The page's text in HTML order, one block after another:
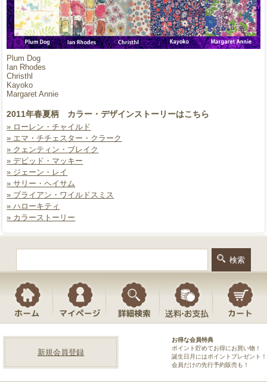
Plum Dog
Ian Rhodes
Christhl
Kayoko
Margaret Annie
2011年春夏柄 カラー・デザインストーリーはこちら
» ローレン・チャイルド
» エマ・チチェスター・クラーク
» クェンティン・ブレイク
» デビッド・マッキー
» ジェーン・レイ
» サリー・ヘイサム
» ブライアン・ワイルドスミス
» ハローキティ
» カラーストーリー
新規会員登録
お得な会員特典
ポイント貯めてお得にお買い物！
誕生日月にはポイントプレゼント！
会員だけの先行予約販売も！